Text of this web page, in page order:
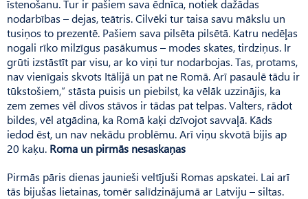
īstenošanu. Tur ir pašiem sava ēdnīca, notiek dažādas
nodarbības – dejas, teātris. Cilvēki tur taisa savu mākslu un
tusiņos to prezentē. Pašiem sava pilsēta pilsētā. Katru nedēļas
nogali rīko milzīgus pasākumus – modes skates, tirdziņus. Ir
grūti izstāstīt par visu, ar ko viņi tur nodarbojas. Tas, protams,
nav vienīgais skvots Itālijā un pat ne Romā. Arī pasaulē tādu ir
tūkstošiem,” stāsta puisis un piebilst, ka vēlāk uzzinājis, ka
zem zemes vēl divos stāvos ir tādas pat telpas. Valters, rādot
bildes, vēl atgādina, ka Romā kaķi dzīvojot savvaļā. Kāds
iedod ēst, un nav nekādu problēmu. Arī viņu skvotā bijis ap
20 kaķu. Roma un pirmās nesaskaņas
Pirmās pāris dienas jaunieši veltījuši Romas apskatei. Lai arī
tās bijušas lietainas, tomēr salīdzinājumā ar Latviju – siltas.